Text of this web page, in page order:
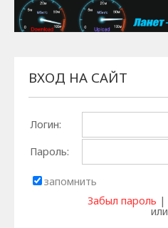
ВХОД НА САЙТ
Логин:
Пароль:
запомнить
Забыл пароль |
или